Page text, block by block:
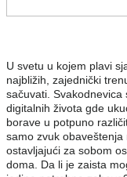
U svetu u kojem plavi
najbližih, zajednički
sačuvati.
digitalnih života gde
borave u potpuno
samo zvuk obaveštenja
ostavljajući za sobom
doma. Da li je zaista